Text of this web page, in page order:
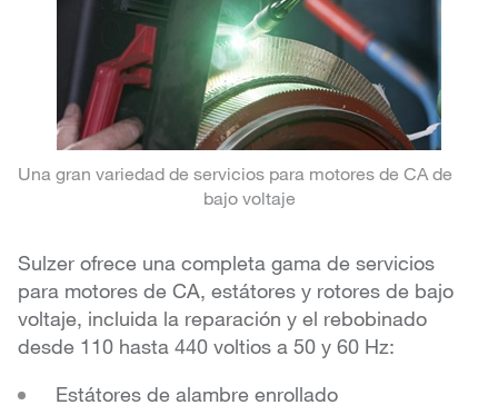
Una gran variedad de servicios para motores de CA de
bajo voltaje
Sulzer ofrece una completa gama de servicios
para motores de CA, estátores y rotores de bajo
voltaje, incluida la reparación y el rebobinado
desde 110 hasta 440 voltios a 50 y 60 Hz:
Estátores de alambre enrollado